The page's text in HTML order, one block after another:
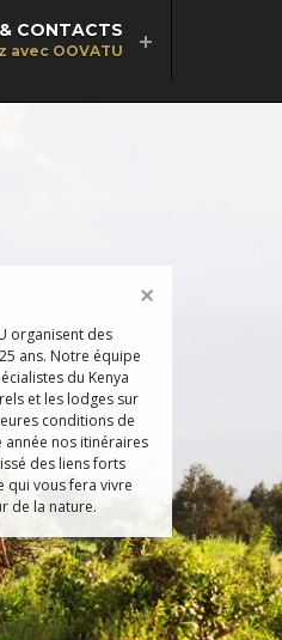
CONTACTS
avec OOVATU
organisent des
ans. Notre équipe
du Kenya
et les lodges sur
conditions de
année nos itinéraires
des liens forts
qui vous fera vivre
de la nature.